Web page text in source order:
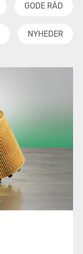
GODE RÅD
NYHEDER